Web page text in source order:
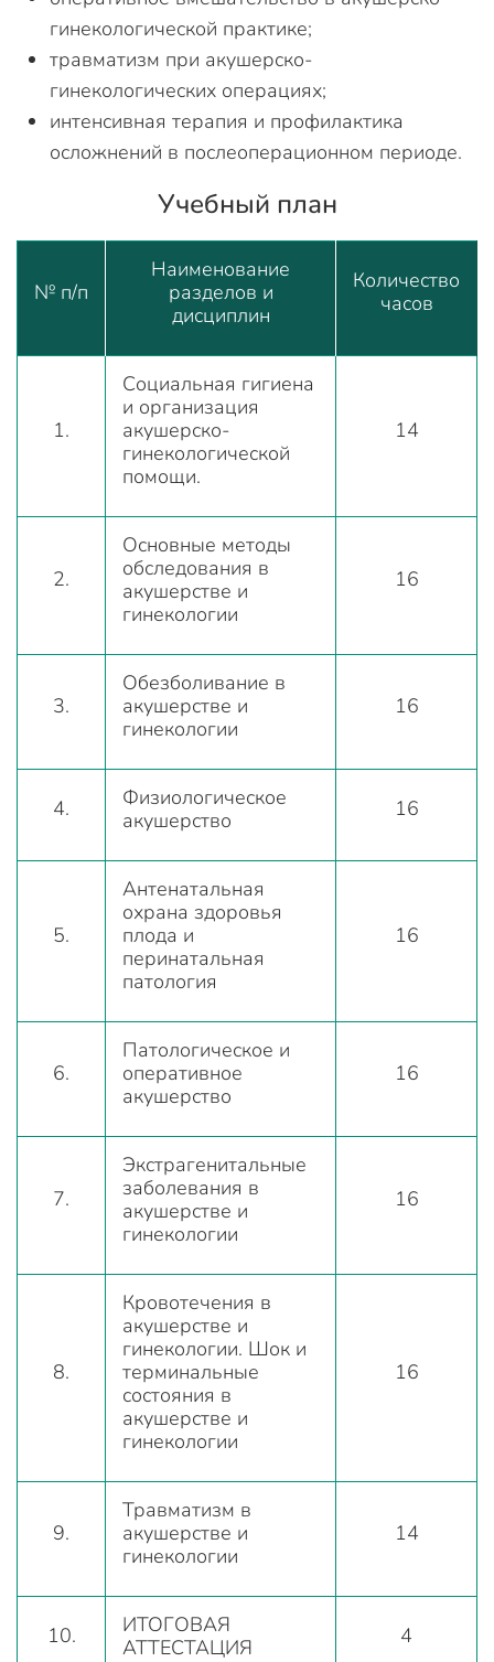
гинекологической практике;
травматизм при акушерско-
гинекологических операциях;
интенсивная терапия и профилактика
осложнений в послеоперационном периоде.
Учебный план
№ п/п
Наименование
разделов и
дисциплин
Количество
часов
1.
Социальная гигиена
и организация
акушерско-
гинекологической
помощи.
14
2.
Основные методы
обследования в
акушерстве и
гинекологии
16
3.
Обезболивание в
акушерстве и
гинекологии
16
4.
Физиологическое
акушерство
16
5.
Антенатальная
охрана здоровья
плода и
перинатальная
патология
16
6.
Патологическое и
оперативное
акушерство
16
7.
Экстрагенитальные
заболевания в
акушерстве и
гинекологии
16
8.
Кровотечения в
акушерстве и
гинекологии. Шок и
терминальные
состояния в
акушерстве и
гинекологии
16
9.
Травматизм в
акушерстве и
гинекологии
14
10.
ИТОГОВАЯ
АТТЕСТАЦИЯ
4